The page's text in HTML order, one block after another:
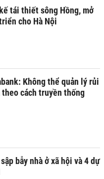
tái thiết sông Hồng, mở
cho Hà Nội
Không thể quản lý rủi
theo cách truyền thống
bẫy nhà ở xã hội và 4 dự